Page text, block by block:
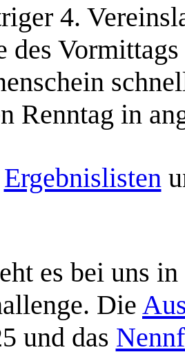
4.
des
Renntag in
Ergebnislisten
es bei uns
Die
und das